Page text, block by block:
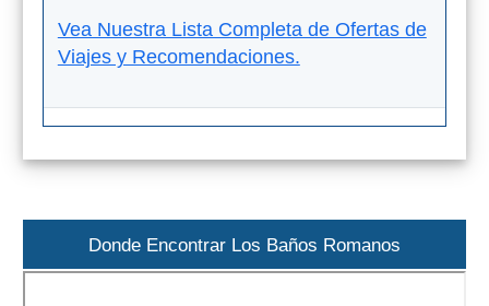
Playas de Granada
Playas de Maro
Excursiones Desde Málaga
Vea Nuestra Lista Completa de Ofertas de
Viajes y Recomendaciones.
Donde Encontrar Los Baños Romanos